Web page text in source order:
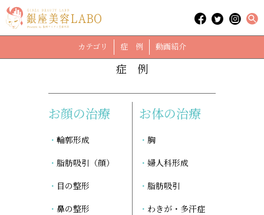
カテゴリ 症 例 動画紹介
「高濃度ビタミンC」に関する記事
case
症 例
お顔の治療
輪郭形成
脂肪吸引（顔）
目の整形
鼻の整形
お体の治療
胸
婦人科形成
脂肪吸引
わきが・多汗症